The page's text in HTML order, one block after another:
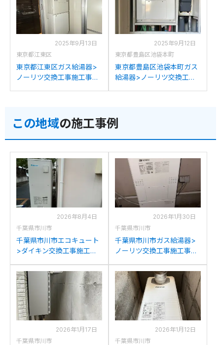
1BLへの交換
1BLへの交換
2025年9月13日
東京都江東区
東京都江東区ガス給湯器>
ノーリツ交換工事施工事
1BLへの交換
2025年9月12日
東京都豊島区池袋本町
東京都豊島区池袋本町ガス
給湯器>ノーリツ交換工事
1BLへの交換
この地域の施工事例
2026年8月4日
千葉県市川市
千葉県市川市エコキュート
>ダイキン交換工事施工事
からダイキンEQA37YFTV
への交換
2026年1月30日
千葉県市川市
千葉県市川市ガス給湯器>
ノーリツ交換工事施工事
C2448AW6H-1からノーリ
ツGTH-C2460AW3H-1 BL
への交換
2026年1月17日
千葉県市川市
2026年1月12日
千葉県市川市